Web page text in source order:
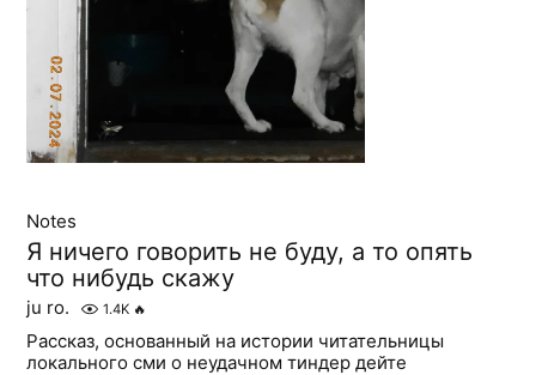
Notes
Я ничего говорить не буду, а то опять
что нибудь скажу
ju ro. 1.4K 🔥
Рассказ, основанный на истории читательницы
локального сми о неудачном тиндер дейте